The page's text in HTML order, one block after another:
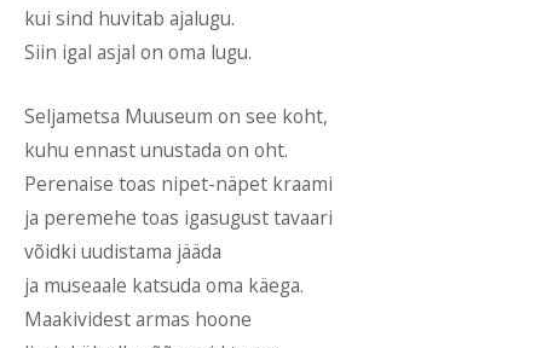
kui sind huvitab ajalugu.
Siin igal asjal on oma lugu.
Seljametsa Muuseum on see koht,
kuhu ennast unustada on oht.
Perenaise toas nipet-näpet kraami
ja peremehe toas igasugust tavaari
võidki uudistama jääda
ja museaale katsuda oma käega.
Maakividest armas hoone